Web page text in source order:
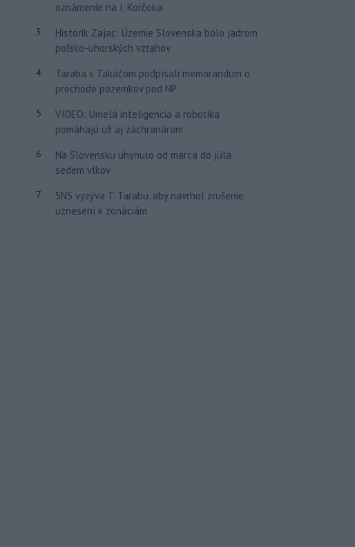
oznámenie na I. Korčoka
3
Historik Zajac: Územie Slovenska bolo jadrom
poľsko-uhorských vzťahov
4
Taraba s Takáčom podpísali memorandum o
prechode pozemkov pod NP
5
VIDEO: Umelá inteligencia a robotika
pomáhajú už aj záchranárom
6
Na Slovensku uhynulo od marca do júla
sedem vlkov
7
SNS vyzýva T. Tarabu, aby navrhol zrušenie
uznesení k zonáciám